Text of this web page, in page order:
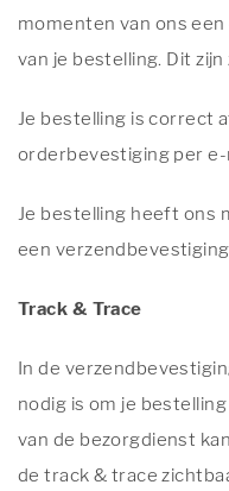
momenten van ons
van je bestelling. Dit zijn
Je bestelling is correct
orderbevestiging per e-
Je bestelling heeft ons
een
Track & Trace
In de
nodig is om je
van de bezorgdienst
de track & trace